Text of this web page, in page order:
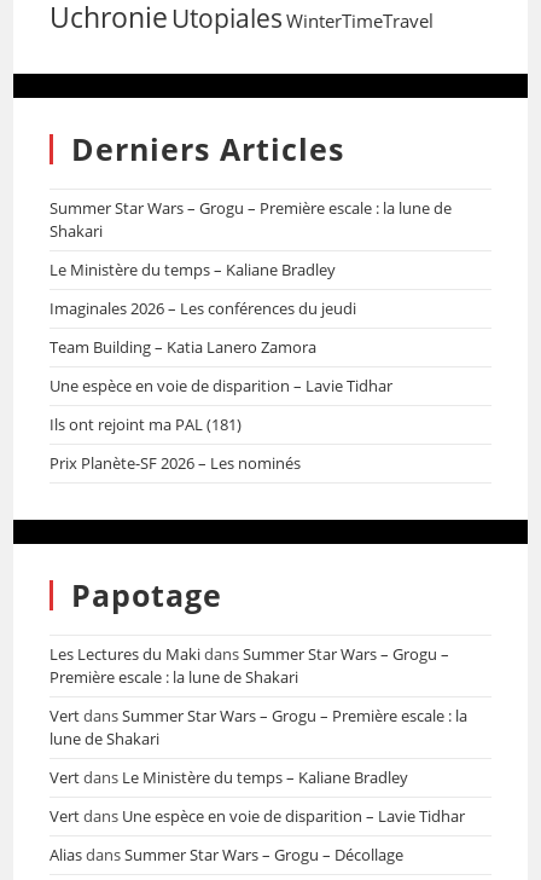
Uchronie Utopiales WinterTimeTravel
Derniers Articles
Summer Star Wars – Grogu – Première escale : la lune de
Shakari
Le Ministère du temps – Kaliane Bradley
Imaginales 2026 – Les conférences du jeudi
Team Building – Katia Lanero Zamora
Une espèce en voie de disparition – Lavie Tidhar
Ils ont rejoint ma PAL (181)
Prix Planète-SF 2026 – Les nominés
Papotage
Les Lectures du MakidansSummer Star Wars – Grogu –
Première escale : la lune de Shakari
VertdansSummer Star Wars – Grogu – Première escale : la
lune de Shakari
Vertdans Le Ministère du temps – Kaliane Bradley
Vertdans Une espèce en voie de disparition – Lavie Tidhar
AliasdansSummer Star Wars – Grogu – Décollage